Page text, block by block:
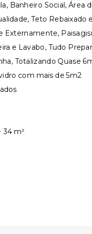
Banheiro Social, Área
Teto Rebaixado
e Lavabo, Tudo
Totalizando Quase
com mais de 5m2
34 m²